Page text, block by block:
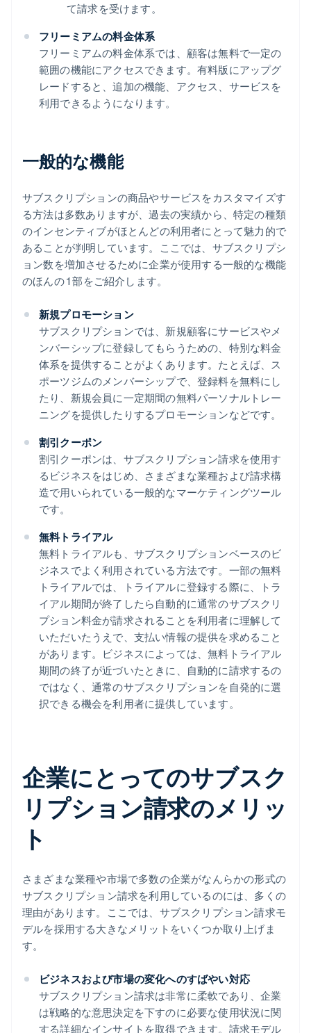
て請求を受けます。
フリーミアムの料金体系
フリーミアムの料金体系では、顧客は無料で一定の
範囲の機能にアクセスできます。有料版にアップグ
レードすると、追加の機能、アクセス、サービスを
利用できるようになります。
一般的な機能
サブスクリプションの商品やサービスをカスタマイズす
る方法は多数ありますが、過去の実績から、特定の種類
のインセンティブがほとんどの利用者にとって魅力的で
あることが判明しています。ここでは、サブスクリプシ
ョン数を増加させるために企業が使用する一般的な機能
のほんの 1 部をご紹介します。
新規プロモーション
サブスクリプションでは、新規顧客にサービスやメ
ンバーシップに登録してもらうための、特別な料金
体系を提供することがよくあります。たとえば、ス
ポーツジムのメンバーシップで、登録料を無料にし
たり、新規会員に一定期間の無料パーソナルトレー
ニングを提供したりするプロモーションなどです。
割引クーポン
割引クーポンは、サブスクリプション請求を使用す
るビジネスをはじめ、さまざまな業種および請求構
造で用いられている一般的なマーケティングツール
です。
無料トライアル
無料トライアルも、サブスクリプションベースのビ
ジネスでよく利用されている方法です。一部の無料
トライアルでは、トライアルに登録する際に、トラ
イアル期間が終了したら自動的に通常のサブスクリ
プション料金が請求されることを利用者に理解して
いただいたうえで、支払い情報の提供を求めること
があります。ビジネスによっては、無料トライアル
期間の終了が近づいたときに、自動的に請求するの
ではなく、通常のサブスクリプションを自発的に選
択できる機会を利用者に提供しています。
企業にとってのサブスク
リプション請求のメリッ
ト
さまざまな業種や市場で多数の企業がなんらかの形式の
サブスクリプション請求を利用しているのには、多くの
理由があります。ここでは、サブスクリプション請求モ
デルを採用する大きなメリットをいくつか取り上げま
す。
ビジネスおよび市場の変化へのすばやい対応
サブスクリプション請求は非常に柔軟であり、企業
は戦略的な意思決定を下すのに必要な使用状況に関
する詳細なインサイトを取得できます。請求モデル